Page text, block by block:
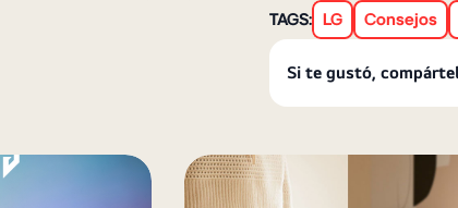
TAGS: LG Consejos
Si te gustó,